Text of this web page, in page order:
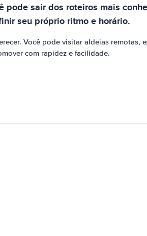
sair dos roteiros mais
seu próprio ritmo e horário.
Você pode visitar aldeias remotas,
com rapidez e facilidade.